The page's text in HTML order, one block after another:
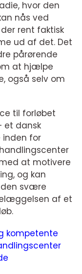
hvor den
nås ved
rent faktisk
ud af det. Det
pårørende
at hjælpe
også selv om
til forløbet
et dansk
inden for
at motivere
og kan
svære
af et
kompetente